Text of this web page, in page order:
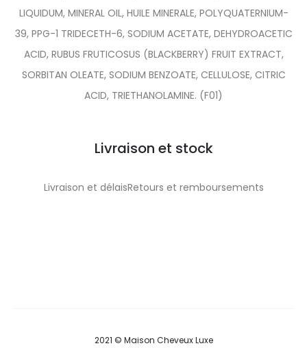
LIQUIDUM, MINERAL OIL, HUILE MINERALE, POLYQUATERNIUM-
39, PPG-1 TRIDECETH-6, SODIUM ACETATE, DEHYDROACETIC
ACID, RUBUS FRUTICOSUS (BLACKBERRY) FRUIT EXTRACT,
SORBITAN OLEATE, SODIUM BENZOATE, CELLULOSE, CITRIC
ACID, TRIETHANOLAMINE. (F01)
Livraison et stock
Livraison et délaisRetours et remboursements
2021 © Maison Cheveux Luxe